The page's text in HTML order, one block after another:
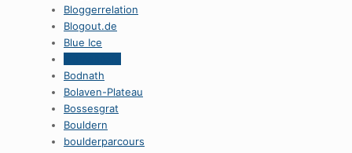
Bloggerrelation
Blogout.de
Blue Ice
Bodnath
Bolaven-Plateau
Bossesgrat
Bouldern
boulderparcours